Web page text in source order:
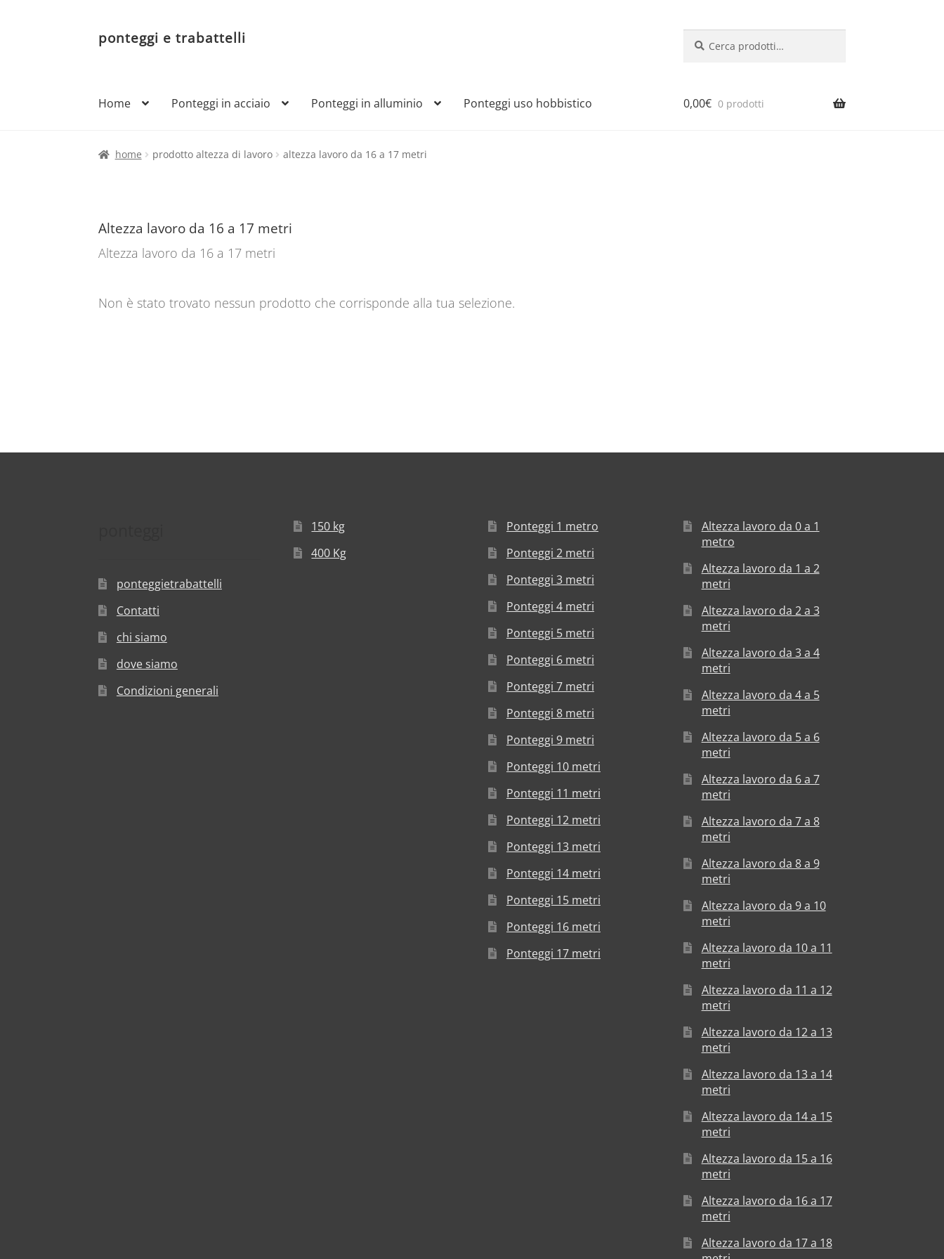
Vai
Vai
ponteggi e trabattelli
Home Ponteggi in acciaio Ponteggi in alluminio Ponteggi uso hobbistico 0,00€ 0 prodotti
home prodotto altezza di lavoro altezza lavoro da 16 a 17 metri
Altezza lavoro da 16 a 17 metri
Altezza lavoro da 16 a 17 metri
Non è stato trovato nessun prodotto che corrisponde alla tua selezione.
ponteggietrabattelli
Contatti
chi siamo
dove siamo
Condizioni generali
150 kg
400 Kg
Ponteggi 1 metro
Ponteggi 2 metri
Ponteggi 3 metri
Ponteggi 4 metri
Ponteggi 5 metri
Ponteggi 6 metri
Ponteggi 7 metri
Ponteggi 8 metri
Ponteggi 9 metri
Ponteggi 10 metri
Ponteggi 11 metri
Ponteggi 12 metri
Ponteggi 13 metri
Ponteggi 14 metri
Ponteggi 15 metri
Ponteggi 16 metri
Ponteggi 17 metri
Altezza lavoro da 0 a 1
metro
Altezza lavoro da 1 a 2
metri
Altezza lavoro da 2 a 3
metri
Altezza lavoro da 3 a 4
metri
Altezza lavoro da 4 a 5
metri
Altezza lavoro da 5 a 6
metri
Altezza lavoro da 6 a 7
metri
Altezza lavoro da 7 a 8
metri
Altezza lavoro da 8 a 9
metri
Altezza lavoro da 9 a 10
metri
Altezza lavoro da 10 a 11
metri
Altezza lavoro da 11 a 12
metri
Altezza lavoro da 12 a 13
metri
Altezza lavoro da 13 a 14
metri
Altezza lavoro da 14 a 15
metri
Altezza lavoro da 15 a 16
metri
Altezza lavoro da 16 a 17
metri
Altezza lavoro da 17 a 18